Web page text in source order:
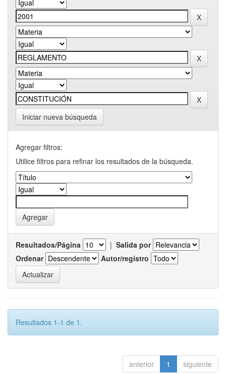
Iniciar nueva búsqueda
Agregar filtros:
Utilice filtros para refinar los resultados de la búsqueda.
Resultados/Página | Salida por
Ordenar
Autor/registro
Resultados 1-1 de 1.
anterior 1 siguiente